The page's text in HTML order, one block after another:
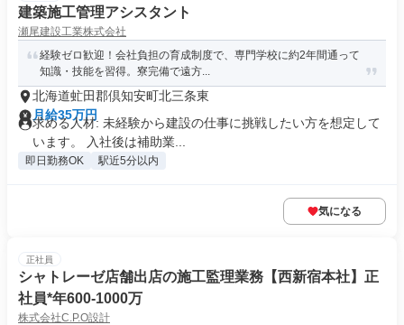
建築施工管理アシスタント
瀬尾建設工業株式会社
経験ゼロ歓迎！会社負担の育成制度で、専門学校に約2年間通って
知識・技能を習得。寮完備で遠方...
北海道虻田郡倶知安町北三条東
月給35万円
求める人材: 未経験から建設の仕事に挑戦したい方を想定して
います。 入社後は補助業...
即日勤務OK 駅近5分以内
気になる
正社員
シャトレーゼ店舗出店の施工監理業務【西新宿本社】正
社員*年600-1000万
株式会社C.P.O設計